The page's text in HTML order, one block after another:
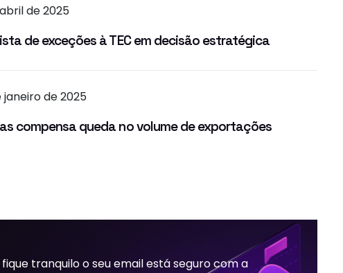
de 2025
de exceções à TEC em decisão estratégica
janeiro de 2025
compensa queda no volume de exportações
tranquilo o seu email está seguro com a